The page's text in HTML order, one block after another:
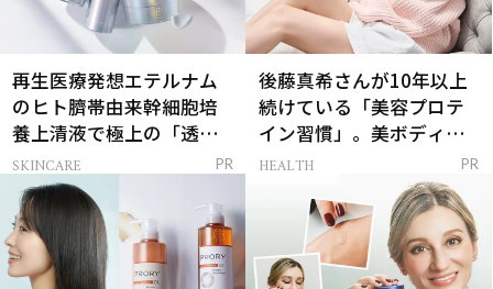
再生医療発想エテルナム
のヒト臍帯由来幹細胞培
養上清液で極上の「透明
感ハリ肌」へ
SKINCARE PR
後藤真希さんが10年以上
続けている「美容プロテ
イン習慣」。美ボディを
支える朝ルーティンと
HEALTH PR